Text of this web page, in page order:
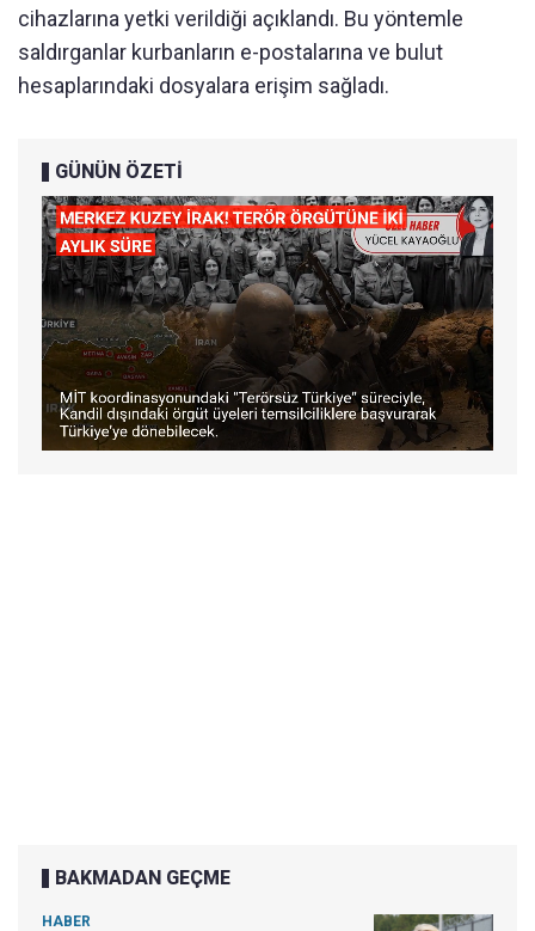
cihazlarına yetki verildiği açıklandı. Bu yöntemle
saldırganlar kurbanların e-postalarına ve bulut
hesaplarındaki dosyalara erişim sağladı.
GÜNÜN ÖZETİ
BAKMADAN GEÇME
HABER